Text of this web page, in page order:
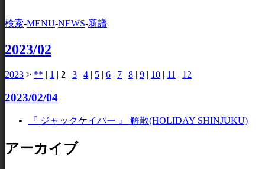
検索-MENU-NEWS-新譜
2023/02
2023 > ** | 1 | 2 | 3 | 4 | 5 | 6 | 7 | 8 | 9 | 10 | 11 | 12
2023/02/04
『 ジャックケイパー 』 解散(HOLIDAY SHINJUKU)
アーカイブ